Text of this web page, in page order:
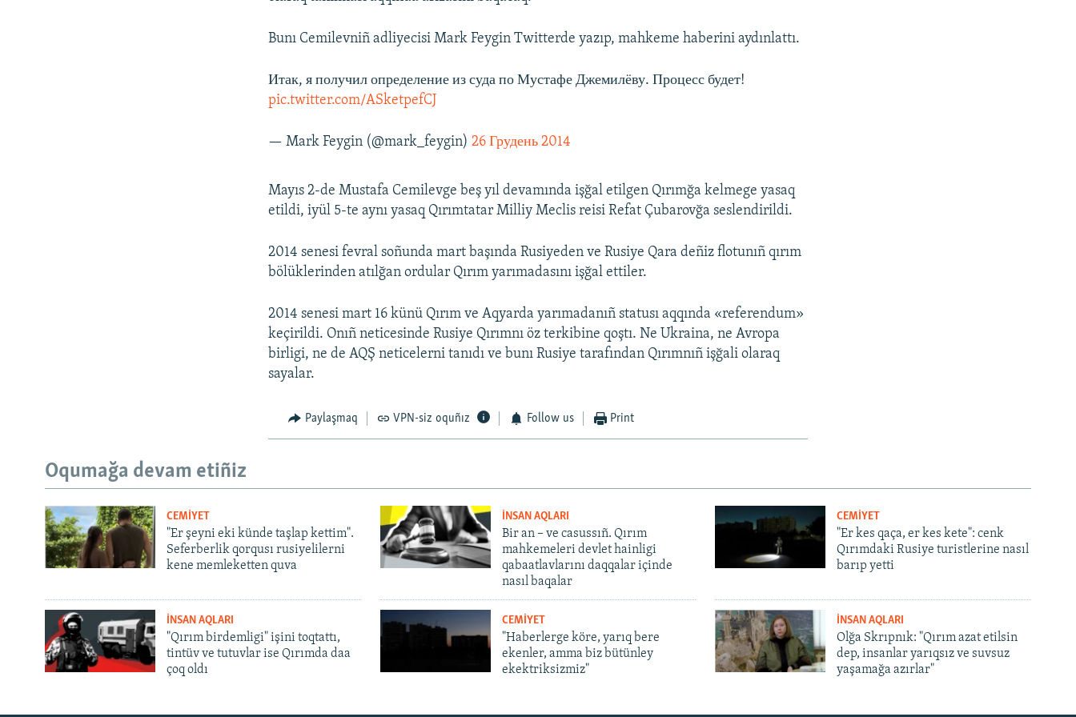
Русский
Bunı Cemilevniñ adliyecisi Mark Feygin Twitterde yazıp, mahkeme haberini aydınlattı.
Итак, я получил определение из суда по Мустафе Джемилёву. Процесс будет!
pic.twitter.com/ASketpefCJ
— Mark Feygin (@mark_feygin)26 Грудень 2014
Mayıs 2-de Mustafa Cemilevge beş yıl devamında işğal etilgen Qırımğa kelmege yasaq
etildi, iyül 5-te aynı yasaq Qırımtatar Milliy Meclis reisi Refat Çubarovğa seslendirildi.
2014 senesi fevral soñunda mart başında Rusiyeden ve Rusiye Qara deñiz flotunıñ qırım
bölüklerinden atılğan ordular Qırım yarımadasını işğal ettiler.
2014 senesi mart 16 künü Qırım ve Aqyarda yarımadanıñ statusı aqqında «referendum»
keçirildi. Onıñ neticesinde Rusiye Qırımnı öz terkibine qoştı. Ne Ukraina, ne Avropa
birligi, ne de AQŞ neticelerni tanıdı ve bunı Rusiye tarafından Qırımnıñ işğali olaraq
sayalar.
Paylaşmaq VPN-siz oquñız Follow us Print
Oqumağa devam etiñiz
CEMİYET
"Er şeyni eki künde taşlap kettim".
Seferberlik qorqusı rusiyelilerni
kene memleketten quva
İNSAN AQLARI
Bir an – ve casussıñ. Qırım
mahkemeleri devlet hainligi
qabaatlavlarını daqqalar içinde
nasıl baqalar
CEMİYET
"Er kes qaça, er kes kete": cenk
Qırımdaki Rusiye turistlerine nasıl
barıp yetti
İNSAN AQLARI
"Qırım birdemligi" işini toqtattı,
tintüv ve tutuvlar ise Qırımda daa
çoq oldı
CEMİYET
"Haberlerge köre, yarıq bere
ekenler, amma biz bütünley
ekektriksizmiz"
İNSAN AQLARI
Olğa Skrıpnık: "Qırım azat etilsin
dep, insanlar yarıqsız ve suvsuz
yaşamağa azırlar"